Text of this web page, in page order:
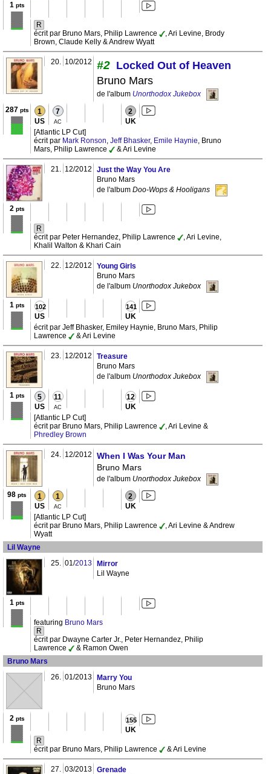
1 pts
R
écrit par Bruno Mars, Philip Lawrence
, Ari Levine, Brody
Brown, Claude Kelly & Andrew Wyatt
20. 10/2012 #2 Locked Out of Heaven
Bruno Mars
de l'album Unorthodox Jukebox
287 pts 1
US
7
AC
2
UK
[Atlantic LP Cut]
écrit par Mark Ronson, Jeff Bhasker, Emile Haynie, Bruno
Mars, Philip Lawrence
& Ari Levine
21. 12/2012
Just the Way You Are
Bruno Mars
de l'album Doo-Wops & Hooligans
2 pts
R
écrit par Peter Hernandez, Philip Lawrence
, Ari Levine,
Khalil Walton & Khari Cain
22. 12/2012
Young Girls
Bruno Mars
de l'album Unorthodox Jukebox
1 pts
102
US
141
UK
écrit par Jeff Bhasker, Emiley Haynie, Bruno Mars, Philip
Lawrence
& Ari Levine
23. 12/2012
Treasure
Bruno Mars
de l'album Unorthodox Jukebox
1 pts 5
US
11
AC
12
UK
[Atlantic LP Cut]
écrit par Bruno Mars, Philip Lawrence
, Ari Levine &
Phredley Brown
24. 12/2012
When I Was Your Man
Bruno Mars
de l'album Unorthodox Jukebox
98 pts 1
US
1
AC
2
UK
[Atlantic LP Cut]
écrit par Bruno Mars, Philip Lawrence
, Ari Levine & Andrew
Wyatt
Lil Wayne
25. 01/2013
Mirror
Lil Wayne
1 pts
featuring Bruno Mars
R
écrit par Dwayne Carter Jr., Peter Hernandez, Philip
Lawrence
& Ramon Owen
Bruno Mars
26. 01/2013
Marry You
Bruno Mars
2 pts
155
UK
R
écrit par Bruno Mars, Philip Lawrence
& Ari Levine
27. 03/2013 Grenade